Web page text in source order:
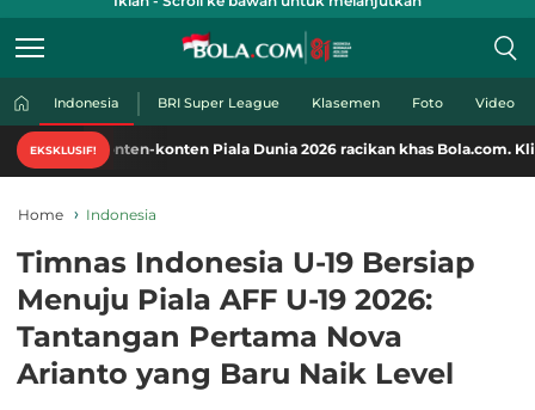
Indonesia BRI Super League Klasemen Foto Video
EKSKLUSIF!
konten Piala Dunia 2026 racikan khas Bola.com. Klik di sini!
Home Indonesia
Timnas Indonesia U-19 Bersiap
Menuju Piala AFF U-19 2026:
Tantangan Pertama Nova
Arianto yang Baru Naik Level